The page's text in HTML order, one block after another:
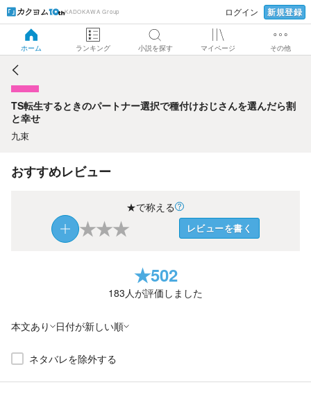
KADOKAWA Group ログイン 新規登録
ホーム ランキング 小説を探す マイページ その他
TS転生するときのパートナー選択で種付けおじさんを選んだ
ら割と幸せ
TS転生するときのパートナー選択で種付けおじさんを選んだら割
と幸せ
九束
おすすめレビュー
★で称える
★★★ レビューを書く
★502
183人が評価しました
本文あり 日付が新しい順
ネタバレを除外する